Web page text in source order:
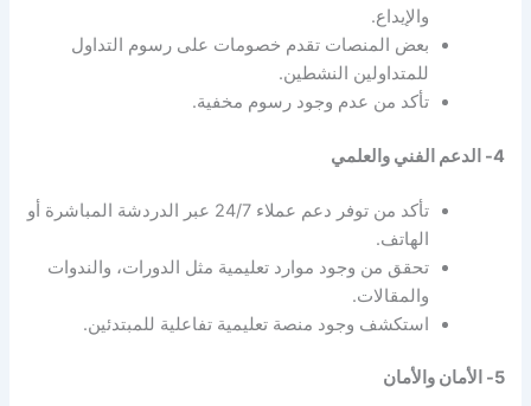
والإيداع.
بعض المنصات تقدم خصومات على رسوم التداول
للمتداولين النشطين.
تأكد من عدم وجود رسوم مخفية.
4- الدعم الفني والعلمي
تأكد من توفر دعم عملاء 24/7 عبر الدردشة المباشرة أو
الهاتف.
تحقق من وجود موارد تعليمية مثل الدورات، والندوات
والمقالات.
استكشف وجود منصة تعليمية تفاعلية للمبتدئين.
5- الأمان والأمان